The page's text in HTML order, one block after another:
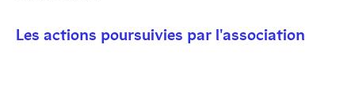
Les actions poursuivies par l'association